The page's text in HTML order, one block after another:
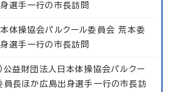
選手一行の市長訪問
体操協会パルクール委員会 荒本委
選手一行の市長訪問
公益財団法人日本体操協会パルクー
員長ほか広島出身選手一行の市長訪